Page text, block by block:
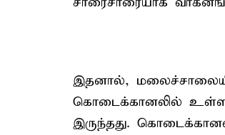
இதனால்,
கொடைக்கானலில் உள்ள
இருந்தது.